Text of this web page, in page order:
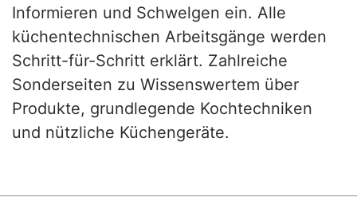
Informieren und Schwelgen ein. Alle
küchentechnischen Arbeitsgänge werden
Schritt-für-Schritt erklärt. Zahlreiche
Sonderseiten zu Wissenswertem über
Produkte, grundlegende Kochtechniken
und nützliche Küchengeräte.